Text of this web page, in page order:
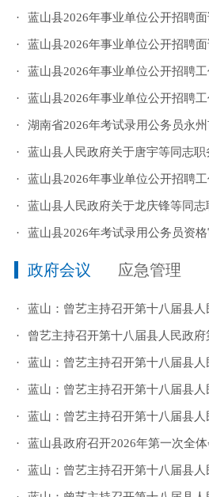
· 蓝山县2026年事业单位公开招聘面试成绩
· 蓝山县2026年事业单位公开招聘面试有关
· 蓝山县2026年事业单位公开招聘工作人
· 蓝山县2026年事业单位公开招聘工作人员笔
· 湖南省2026年考试录用公务员永州市第一批
· 蓝山县人民政府关于唐宇等同志职
· 蓝山县2026年事业单位公开招聘
· 蓝山县人民政府关于龙庆锋等同志职
· 蓝山县2026年考试录用公务员资格审查
政府会议 应急管理
· 蓝山：曾艺主持召开第十八届县人民政府第八
· 曾艺主持召开第十八届县人民政府第八十
· 蓝山：曾艺主持召开第十八届县人民政府第八
· 蓝山：曾艺主持召开第十八届县人民政府第八
· 蓝山：曾艺主持召开第十八届县人民政府第八
· 蓝山县政府召开2026年第一次全体会议
· 蓝山：曾艺主持召开第十八届县人民政府第八